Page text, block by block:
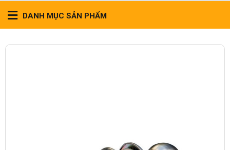
DANH MỤC SẢN PHẨM